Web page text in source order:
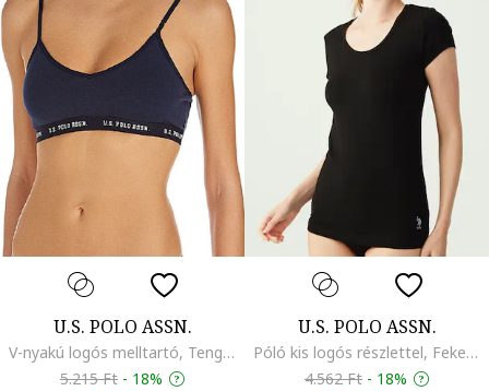
U.S. POLO ASSN.
V-nyakú logós melltartó, Tengerészkék
5.215 Ft - 18%
U.S. POLO ASSN.
Póló kis logós részlettel, Fekete
4.562 Ft - 18%